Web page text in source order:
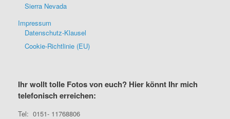
Sierra Nevada
Impressum
Datenschutz-Klausel
Cookie-Richtlinie (EU)
Ihr wollt tolle Fotos von euch? Hier könnt Ihr mich
telefonisch erreichen:
Tel: 0151- 11768806